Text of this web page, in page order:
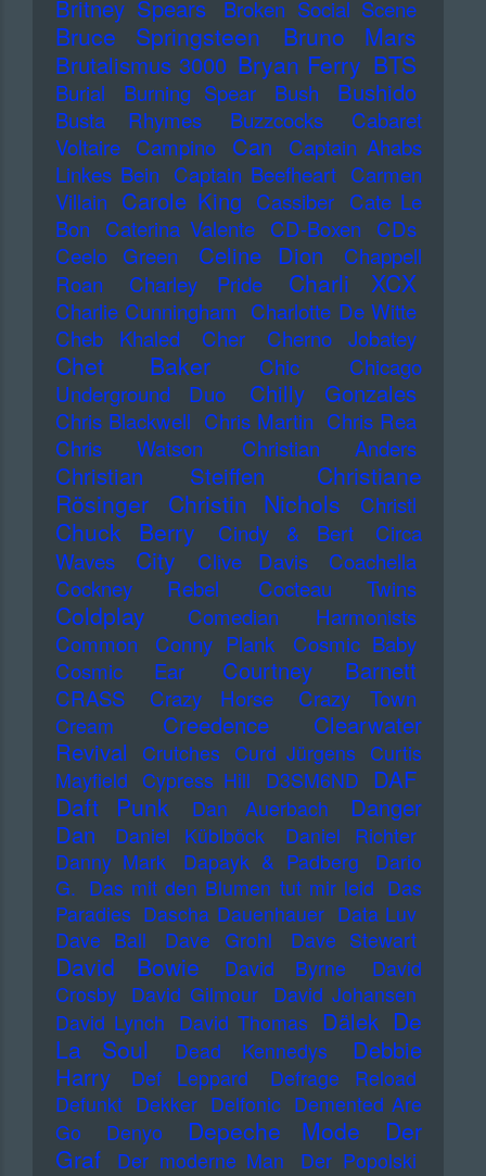
Britney Spears Broken Social Scene
Bruce Springsteen Bruno Mars
Brutalismus 3000 Bryan Ferry BTS
Burial Burning Spear Bush Bushido
Busta Rhymes Buzzcocks
Cabaret
Voltaire Campino Can
Captain Ahabs
Linkes Bein Captain Beefheart Carmen
Villain Carole King Cassiber Cate Le
Bon
Caterina Valente CD-Boxen
CDs
Ceelo Green
Celine Dion
Chappell
Roan
Charley Pride Charli XCX
Charlie Cunningham Charlotte De Witte
Cheb Khaled
Cher Cherno Jobatey
Chet Baker Chic
Chicago
Underground Duo
Chilly Gonzales
Chris Blackwell Chris Martin Chris Rea
Chris Watson
Christian Anders
Christian Steiffen
Christiane
Rösinger
Christin Nichols Christl
Chuck Berry Cindy & Bert
Circa
Waves
City Clive Davis
Coachella
Cockney Rebel
Cocteau Twins
Coldplay
Comedian Harmonists
Common
Conny Plank
Cosmic Baby
Cosmic Ear
Courtney Barnett
CRASS Crazy Horse Crazy Town
Cream
Creedence Clearwater
Revival
Crutches Curd Jürgens Curtis
Mayfield Cypress Hill D3SM6ND DAF
Daft Punk Dan Auerbach
Danger
Dan
Daniel Küblböck
Daniel Richter
Danny Mark
Dapayk & Padberg
Dario
G. Das mit den Blumen tut mir leid Das
Paradies Dascha Dauenhauer Data Luv
Dave Ball
Dave Grohl Dave Stewart
David Bowie David Byrne
David
Crosby David Gilmour David Johansen
David Lynch David Thomas Dälek De
La Soul
Dead Kennedys
Debbie
Harry
Def Leppard
Defrage Reload
Defunkt Dekker Delfonic Demented Are
Go
Denyo Depeche Mode
Der
Graf
Der moderne Man
Der Popolski